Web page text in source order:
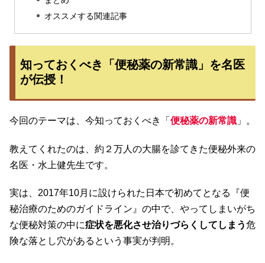
オススメする関連記事
知っておくべき「便秘薬の新常識」を名医
が伝授！
今回のテーマは、今知っておくべき「 便秘薬の新常識 」。
教えてくれたのは、約２万人の大腸を診てきた便秘外来の
名医・水上健先生です。
実は、2017年10月に設けられた日本で初めてとなる『便
秘治療のためのガイドライン』の中で、やってしまいがち
な便秘対策の中に症状を悪化させ治りづらくしてしまう危
険な落とし穴があるという事実が判明。